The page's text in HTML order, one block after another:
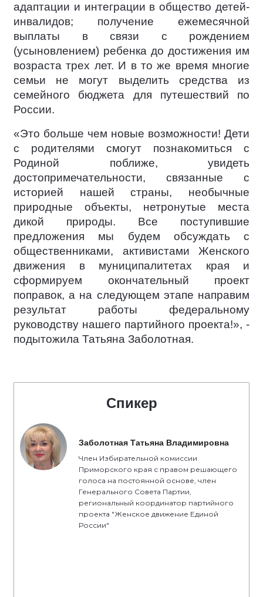
адаптации и интеграции в общество детей-
инвалидов; получение ежемесячной
выплаты в связи с рождением
(усыновлением) ребенка до достижения им
возраста трех лет. И в то же время многие
семьи не могут выделить средства из
семейного бюджета для путешествий по
России.
«Это больше чем новые возможности! Дети
с родителями смогут познакомиться с
Родиной поближе, увидеть
достопримечательности, связанные с
историей нашей страны, необычные
природные объекты, нетронутые места
дикой природы. Все поступившие
предложения мы будем обсуждать с
общественниками, активистами Женского
движения в муниципалитетах края и
сформируем окончательный проект
поправок, а на следующем этапе направим
результат работы федеральному
руководству нашего партийного проекта!», -
подытожила Татьяна Заболотная.
Спикер
Заболотная Татьяна Владимировна
Член Избирательной комиссии
Приморского края с правом решающего
голоса на постоянной основе, член
Генерального Совета Партии,
региональный координатор партийного
проекта "Женское движение Единой
России"